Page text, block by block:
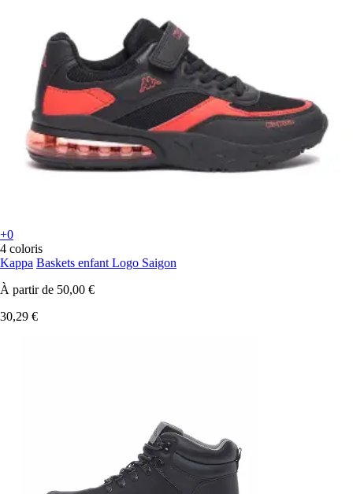
+0
4 coloris
Kappa Baskets enfant Logo Saigon
À partir de 50,00 €
30,29 €